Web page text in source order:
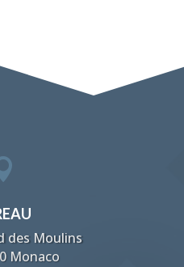
des Moulins
Monaco